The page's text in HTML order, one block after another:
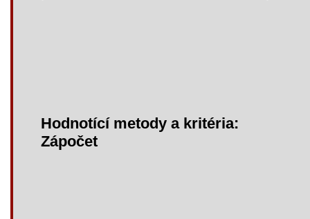
Hodnotící metody a kritéria:
Zápočet